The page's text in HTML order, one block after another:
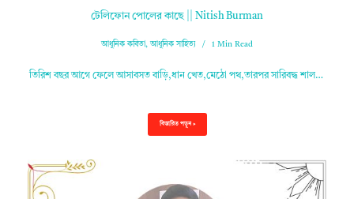
টেলিফোন পোলের কাছে || Nitish Burman
আধুনিক কবিতা,আধুনিক সাহিত্য 1 Min Read
তিরিশ বছর আগে ফেলে আসাবসত বাড়ি,ধান খেত,মেঠো পথ,তারপর সারিবদ্ধ শাল…
বিস্তারিত পড়ুন »